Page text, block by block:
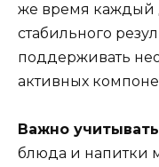
же время каждый
стабильного
поддерживать
активных
Важно
блюда и напитки